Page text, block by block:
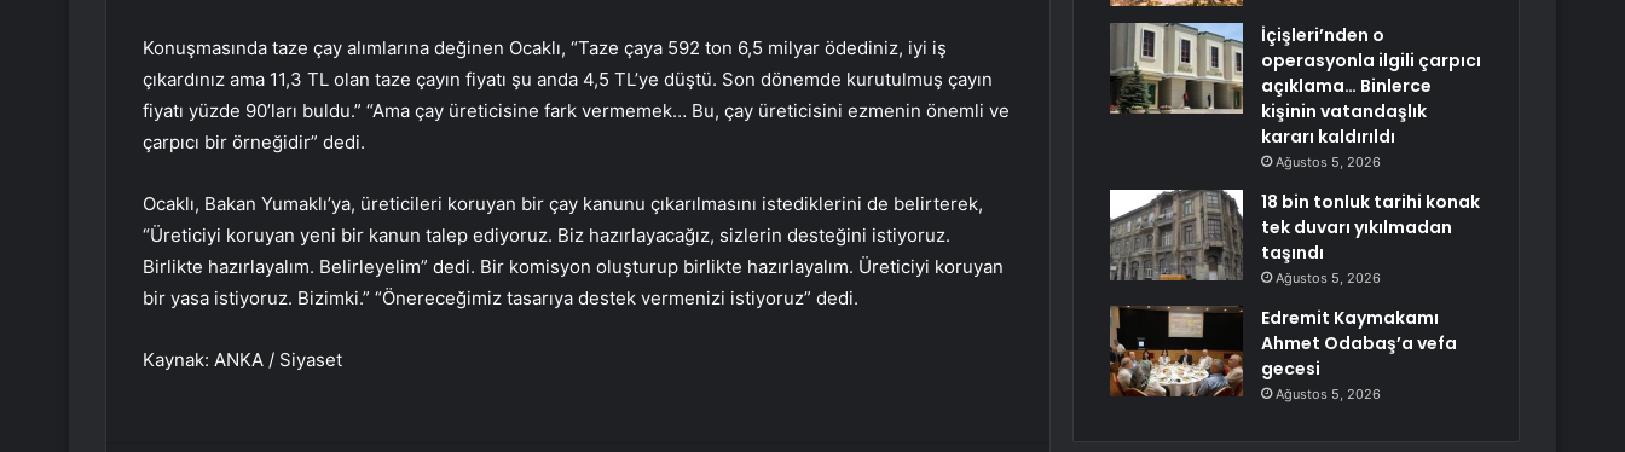
Konuşmasında taze çay alımlarına değinen Ocaklı, “Taze çaya 592 ton 6,5 milyar ödediniz, iyi iş
çıkardınız ama 11,3 TL olan taze çayın fiyatı şu anda 4,5 TL’ye düştü. Son dönemde kurutulmuş çayın
fiyatı yüzde 90’ları buldu.” “Ama çay üreticisine fark vermemek… Bu, çay üreticisini ezmenin önemli ve
çarpıcı bir örneğidir” dedi.
Ocaklı, Bakan Yumaklı’ya, üreticileri koruyan bir çay kanunu çıkarılmasını istediklerini de belirterek,
“Üreticiyi koruyan yeni bir kanun talep ediyoruz. Biz hazırlayacağız, sizlerin desteğini istiyoruz.
Birlikte hazırlayalım. Belirleyelim” dedi. Bir komisyon oluşturup birlikte hazırlayalım. Üreticiyi koruyan
bir yasa istiyoruz. Bizimki.” “Önereceğimiz tasarıya destek vermenizi istiyoruz” dedi.
Kaynak: ANKA / Siyaset
İçişleri’nden o
operasyonla ilgili çarpıcı
açıklama… Binlerce
kişinin vatandaşlık
kararı kaldırıldı
Ağustos 5, 2026
18 bin tonluk tarihi konak
tek duvarı yıkılmadan
taşındı
Ağustos 5, 2026
Edremit Kaymakamı
Ahmet Odabaş’a vefa
gecesi
Ağustos 5, 2026